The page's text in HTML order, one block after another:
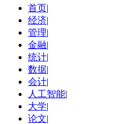
首页|
经济|
管理|
金融|
统计|
数据|
会计|
人工智能|
大学|
论文|